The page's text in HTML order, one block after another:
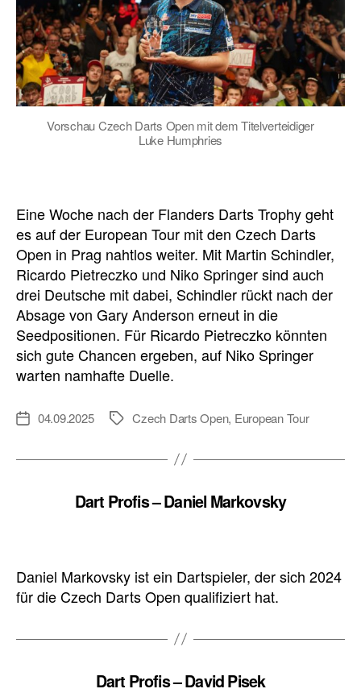
Vorschau Czech Darts Open mit dem Titelverteidiger
Luke Humphries
Eine Woche nach der Flanders Darts Trophy geht
es auf der European Tour mit den Czech Darts
Open in Prag nahtlos weiter. Mit Martin Schindler,
Ricardo Pietreczko und Niko Springer sind auch
drei Deutsche mit dabei, Schindler rückt nach der
Absage von Gary Anderson erneut in die
Seedpositionen. Für Ricardo Pietreczko könnten
sich gute Chancen ergeben, auf Niko Springer
warten namhafte Duelle.
Veröffentlichungsdatum
04.09.2025 Schlagwörter
Czech Darts Open, European Tour
Dart Profis – Daniel Markovsky
Daniel Markovsky ist ein Dartspieler, der sich 2024
für die Czech Darts Open qualifiziert hat.
Dart Profis – David Pisek